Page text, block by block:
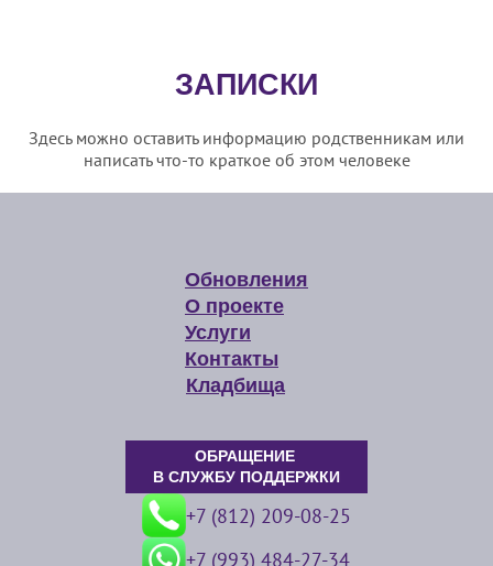
ЗАПИСКИ
Здесь можно оставить информацию родственникам или
написать что-то краткое об этом человеке
Обновления
О проекте
Услуги
Контакты
Кладбища
ОБРАЩЕНИЕ
В СЛУЖБУ ПОДДЕРЖКИ
+7 (812) 209-08-25
+7 (993) 484-27-34